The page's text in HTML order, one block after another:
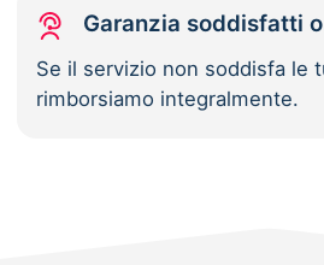
Garanzia soddisfatti
Se il servizio non soddisfa le
rimborsiamo integralmente.